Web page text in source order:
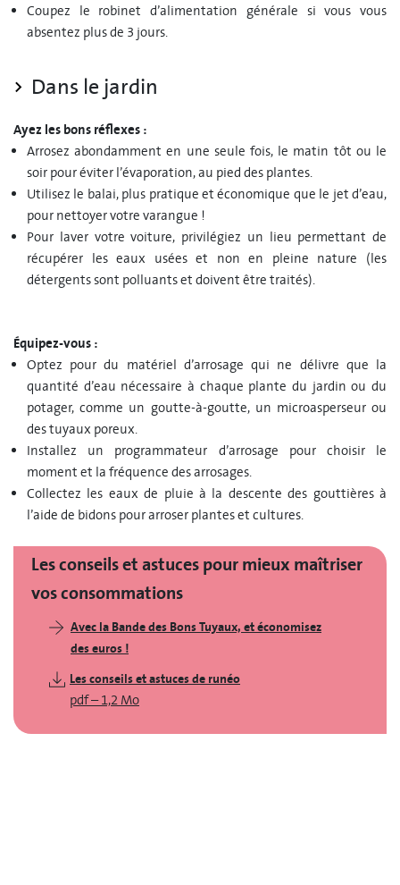
Coupez le robinet d’alimentation générale si vous vous
absentez plus de 3 jours.
Dans le jardin
Ayez les bons réflexes :
Arrosez abondamment en une seule fois, le matin tôt ou le
soir pour éviter l’évaporation, au pied des plantes.
Utilisez le balai, plus pratique et économique que le jet d’eau,
pour nettoyer votre varangue !
Pour laver votre voiture, privilégiez un lieu permettant de
récupérer les eaux usées et non en pleine nature (les
détergents sont polluants et doivent être traités).
Équipez-vous :
Optez pour du matériel d’arrosage qui ne délivre que la
quantité d’eau nécessaire à chaque plante du jardin ou du
potager, comme un goutte-à-goutte, un microasperseur ou
des tuyaux poreux.
Installez un programmateur d’arrosage pour choisir le
moment et la fréquence des arrosages.
Collectez les eaux de pluie à la descente des gouttières à
l’aide de bidons pour arroser plantes et cultures.
Les conseils et astuces pour mieux maîtriser
vos consommations
Avec la Bande des Bons Tuyaux, et économisez
des euros !
Les conseils et astuces de runéo
pdf–1,2 Mo